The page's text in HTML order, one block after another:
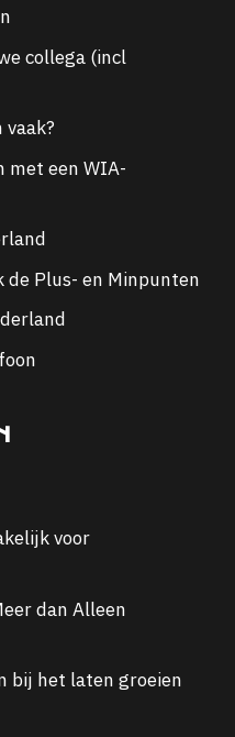
collega (incl
met een WIA-
de Plus- en Minpunten
voor
dan Alleen
bij het laten groeien